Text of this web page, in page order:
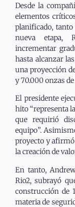
Desde la
elementos
planificado,
nueva etapa,
incrementar
hasta alcanzar
una proyección
y 70.000 onzas
El presidente
hito “representa
que requirió
equipo”.
proyecto y afirmó
la creación de
En tanto,
Rio2, subrayó
construcción de
materia de